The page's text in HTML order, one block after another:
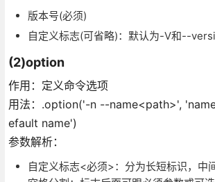
版本号(必须)
自定义标志(可省略)：默认为-V和--
(2)option
作用：定义命令选项
用法：.option('-n --name<path>',
efault name')
参数解析：
自定义标志<必须>：分为长短标识，中